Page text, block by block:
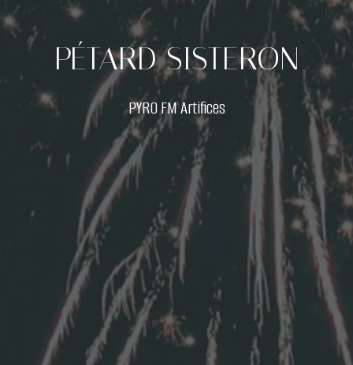
PÉTARD SISTERON
PYRO FM Artifices